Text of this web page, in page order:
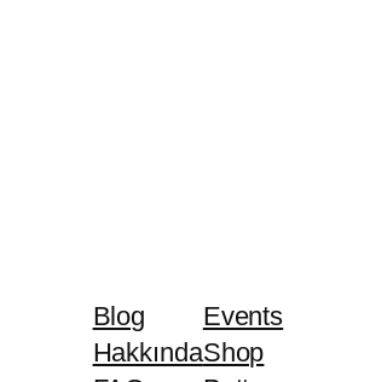
Blog
Hakkında
Events
Shop